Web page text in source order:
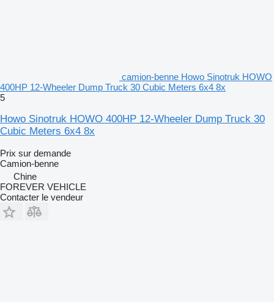
camion-benne Howo Sinotruk HOWO
400HP 12-Wheeler Dump Truck 30 Cubic Meters 6x4 8x
5
Howo Sinotruk HOWO 400HP 12-Wheeler Dump Truck 30
Cubic Meters 6x4 8x
Prix sur demande
Camion-benne
Chine
FOREVER VEHICLE
Contacter le vendeur